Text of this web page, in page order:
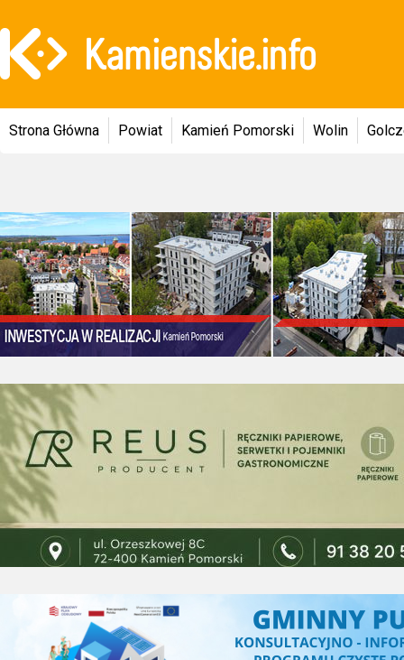
Strona Główna Powiat Kamień Pomorski Wolin